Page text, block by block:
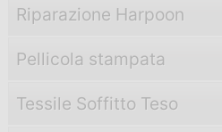
Riparazione Harpoon
Pellicola stampata
Tessile Soffitto Teso